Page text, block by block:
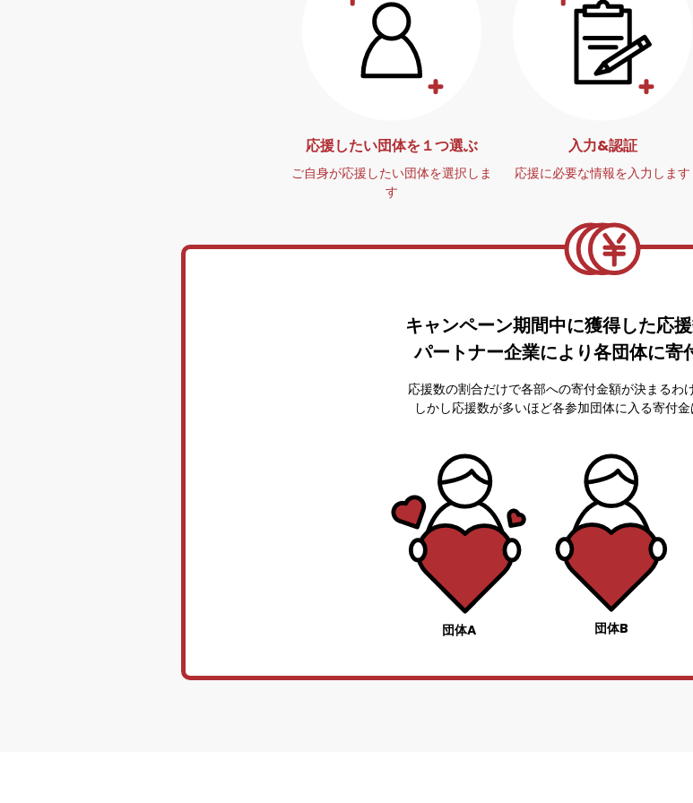
応援したい団体を１つ選ぶ
ご自身が応援したい団体を選択しま
す
入力&認証
応援に必要な情報を入力します
キャンペーン期間中に獲得した応援
パートナー企業により各団体に寄
応援数の割合だけで各部への寄付金額が決まるわ
しかし応援数が多いほど各参加団体に入る寄付金
団体A 団体B